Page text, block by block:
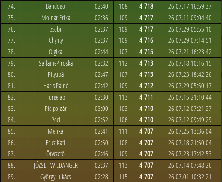
74.
Bandogo 02:40 108 4 718
26.07.17 16:59:37
75.
Molnár Erika 02:36 109 4 717
26.07.11 09:04:40
76.
zsobi 02:37 109 4 717
26.07.29 05:55:10
77.
Chynty 02:37 109 4 716
26.07.29 07:14:51
78.
Olgika 02:44 107 4 715
26.07.21 16:23:42
79.
SallainePiroska 02:32 112 4 713
26.07.18 10:16:15
80.
Pityubá 02:47 107 4 713
26.07.23 18:42:26
81.
Haris Pálné 02:42 109 4 712
26.07.29 05:50:17
82.
Furgelab 02:30 113 4 711
26.07.15 21:10:44
83.
Picipolgár 03:00 103 4 710
26.07.12 07:21:27
84.
Poci 02:52 106 4 710
26.07.12 09:49:29
85.
Merika 02:41 111 4 707
26.07.25 13:36:04
86.
Fricz Kati 02:50 108 4 707
26.07.18 21:50:04
87.
Örvezető 02:46 109 4 707
26.07.23 17:42:53
88.
JÓZSEF WILDANGER 02:37 113 4 707
26.07.14 07:48:26
89.
György Lukács 02:28 115 4 707
26.07.01 10:32:21